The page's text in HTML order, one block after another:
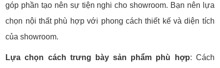
góp phần tạo nên sự tiện nghi cho showroom. Bạn nên lựa
chọn nội thất phù hợp với phong cách thiết kế và diện tích
của showroom.
Lựa chọn cách trưng bày sản phẩm phù hợp: Cách